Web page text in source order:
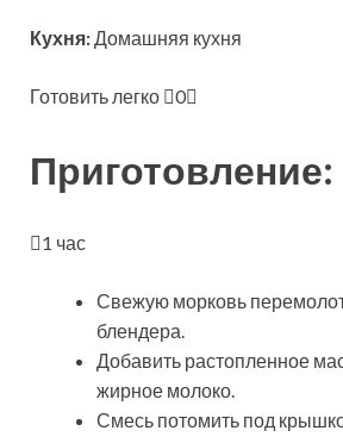
Кухня: Домашняя кухня
Готовить легко 0
Приготовление:
1 час
Свежую морковь
блендера.
Добавить растопленное
жирное молоко.
Смесь потомить под